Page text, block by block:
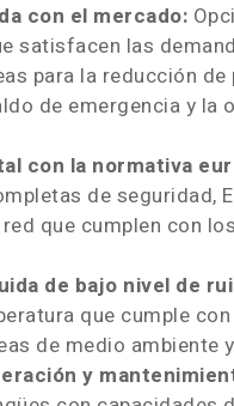
con el mercado:
satisfacen las
para la reducción de
de emergencia y la
con la normativa
de seguridad,
que cumplen con
de bajo nivel de
que cumple
de medio ambiente
y